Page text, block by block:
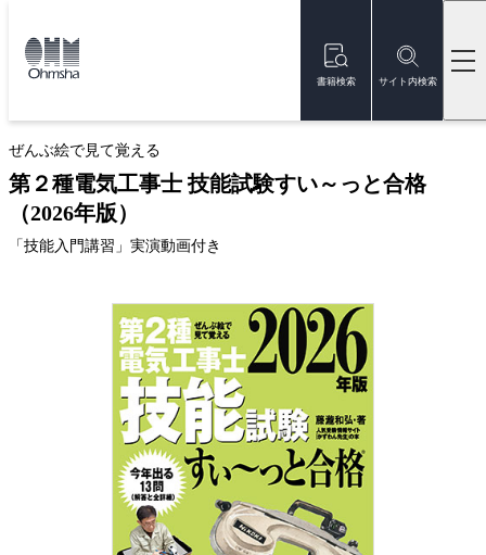
書籍検索 サイト内検索
トップ
ぜんぶ絵で見て覚える
第２種電気工事士 技能試験すい～っと合格
（2026年版）
「技能入門講習」実演動画付き